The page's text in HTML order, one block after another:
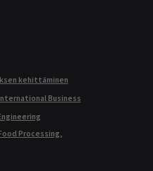
kehittäminen
Business
Processing,